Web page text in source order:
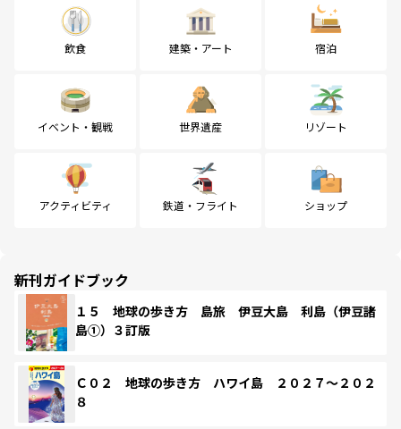
飲食 建築・アート 宿泊
イベント・観戦 世界遺産 リゾート
アクティビティ 鉄道・フライト ショップ
新刊ガイドブック
１５ 地球の歩き方 島旅 伊豆大島 利島（伊豆諸
島①）３訂版
Ｃ０２ 地球の歩き方 ハワイ島 ２０２７～２０２
８